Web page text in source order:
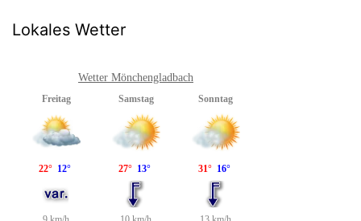
Lokales Wetter
Wetter Mönchengladbach